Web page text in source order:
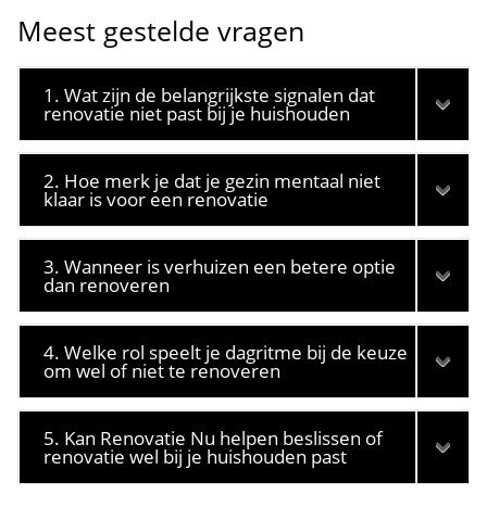
Meest gestelde vragen
1. Wat zijn de belangrijkste signalen dat
renovatie niet past bij je huishouden
2. Hoe merk je dat je gezin mentaal niet
klaar is voor een renovatie
3. Wanneer is verhuizen een betere optie
dan renoveren
4. Welke rol speelt je dagritme bij de keuze
om wel of niet te renoveren
5. Kan Renovatie Nu helpen beslissen of
renovatie wel bij je huishouden past